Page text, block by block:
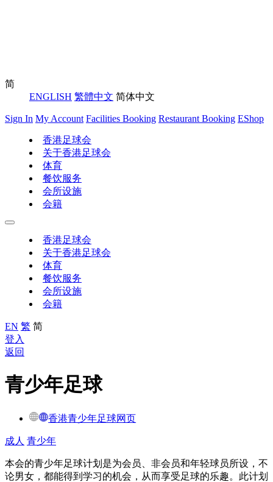
简
ENGLISH 繁體中文 简体中文
Sign In My Account Facilities Booking Restaurant Booking EShop
香港足球会
关于香港足球会
体育
餐饮服务
会所设施
会籍
香港足球会
关于香港足球会
体育
餐饮服务
会所设施
会籍
EN 繁 简
登入
返回
青少年足球
香港青少年足球网页
成人 青少年
本会的青少年足球计划是为会员、非会员和年轻球员所设，不
论男女，都能得到学习的机会，从而享受足球的乐趣。此计划